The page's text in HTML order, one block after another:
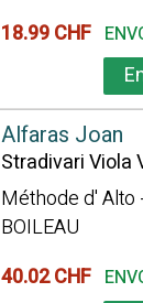
18.99 CHF
Alfaras Joan
Stradivari Viola
Méthode d' Alto
BOILEAU
40.02 CHF